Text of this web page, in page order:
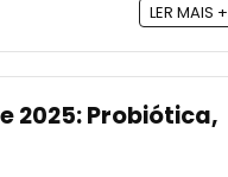
LER MAIS +
2025: Probiótica,